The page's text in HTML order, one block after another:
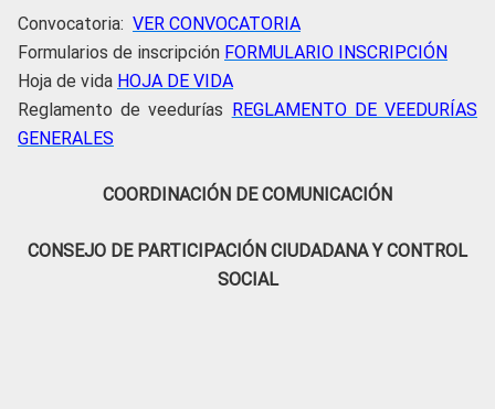
Convocatoria: VER CONVOCATORIA
Formularios de inscripción FORMULARIO INSCRIPCIÓN
Hoja de vida HOJA DE VIDA
Reglamento de veedurías
REGLAMENTO DE VEEDURÍAS
GENERALES
COORDINACIÓN DE COMUNICACIÓN
CONSEJO DE PARTICIPACIÓN CIUDADANA Y CONTROL
SOCIAL